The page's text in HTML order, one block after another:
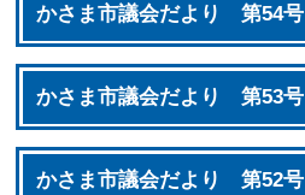
かさま市議会だより 第54号
かさま市議会だより 第53号
かさま市議会だより 第52号